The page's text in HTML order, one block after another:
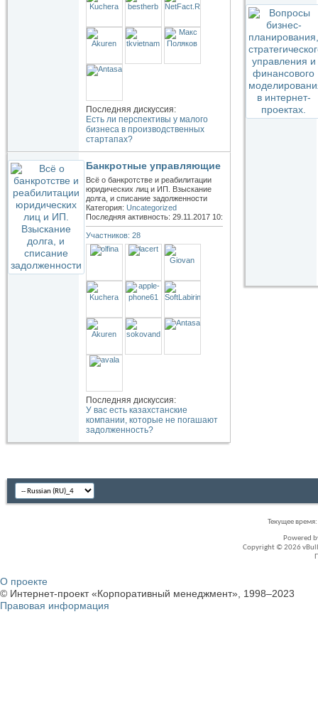
Последняя дискуссия:
Есть ли перспективы у малого
бизнеса в производственных
стартапах?
Банкротные управляющие
Всё о банкротстве и реабилитации
юридических лиц и ИП. Взыскание
долга, и списание задолженности
Категория: Uncategorized
Последняя активность: 29.11.2017 10:19
Участников: 28
Последняя дискуссия:
У вас есть казахстанские
компании, которые не погашают
задолженность?
Текущее время:
Powered
Copyright © 2026
О проекте
© Интернет-проект «Корпоративный менеджмент», 1998–2023
Правовая информация